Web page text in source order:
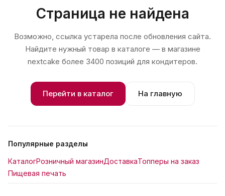
Страница не найдена
Возможно, ссылка устарела после обновления сайта.
Найдите нужный товар в каталоге — в магазине
nextcake более 3400 позиций для кондитеров.
Перейти в каталог На главную
Популярные разделы
КаталогРозничный магазинДоставкаТопперы на заказ
Пищевая печать